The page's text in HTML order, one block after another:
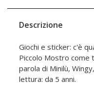
Descrizione
Giochi e sticker: c'è
Piccolo Mostro come
parola di Minilù,
lettura: da 5 anni.